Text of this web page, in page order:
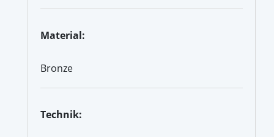
Material:
Bronze
Technik: